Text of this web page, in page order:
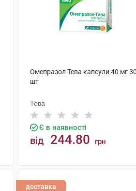
Омепразол Тева капсули 40 мг 30
шт
Тева
Є в наявності
від 244.80 грн
доставка